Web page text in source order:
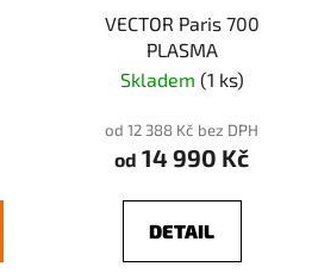
VECTOR Paris 700
PLASMA
Skladem (1 ks)
od 12 388 Kč bez DPH
od 14 990 Kč
DETAIL